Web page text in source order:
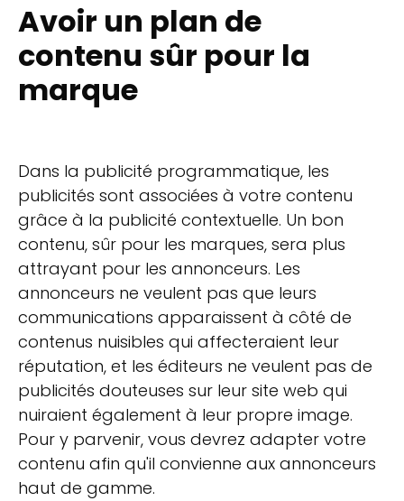
Avoir un plan de
contenu sûr pour la
marque
Dans la publicité programmatique, les
publicités sont associées à votre contenu
grâce à la publicité contextuelle. Un bon
contenu, sûr pour les marques, sera plus
attrayant pour les annonceurs. Les
annonceurs ne veulent pas que leurs
communications apparaissent à côté de
contenus nuisibles qui affecteraient leur
réputation, et les éditeurs ne veulent pas de
publicités douteuses sur leur site web qui
nuiraient également à leur propre image.
Pour y parvenir, vous devrez adapter votre
contenu afin qu'il convienne aux annonceurs
haut de gamme.